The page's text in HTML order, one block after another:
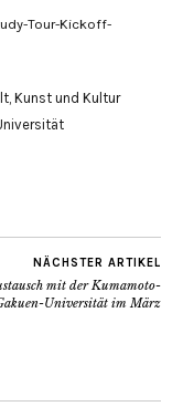
Tour-Kickoff-
, Kunst und Kultur
NÄCHSTER ARTIKEL
mit der Kumamoto-
Universität im März